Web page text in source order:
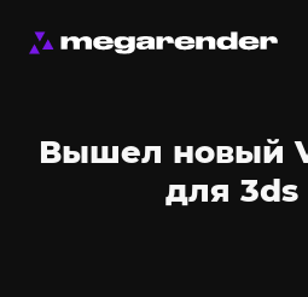
Вышел новый
для 3ds